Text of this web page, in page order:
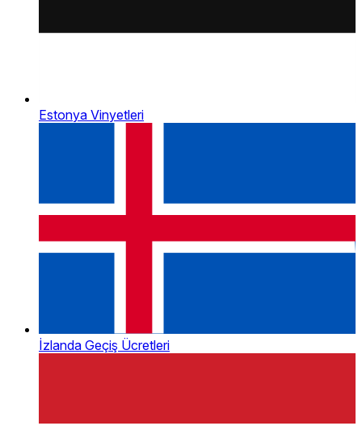
Estonya Vinyetleri
İzlanda Geçiş Ücretleri